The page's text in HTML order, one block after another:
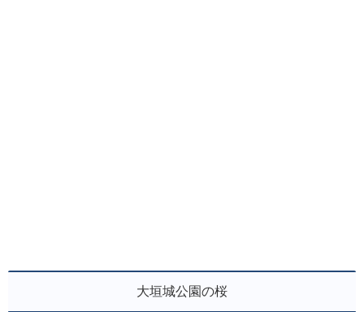
大垣城公園の桜